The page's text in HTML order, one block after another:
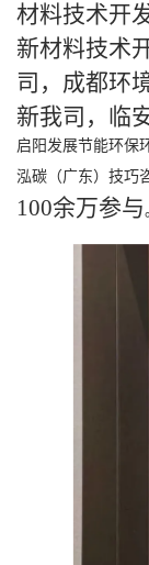
材料技术开
新材料技术
司，成都环
新我司，临
启阳发展节能环保
泓碳（广东）技巧
100余万参与